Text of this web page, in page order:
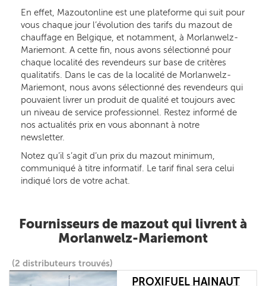
En effet, Mazoutonline est une plateforme qui suit pour
vous chaque jour l’évolution des tarifs du mazout de
chauffage en Belgique, et notamment, à Morlanwelz-
Mariemont. A cette fin, nous avons sélectionné pour
chaque localité des revendeurs sur base de critères
qualitatifs. Dans le cas de la localité de Morlanwelz-
Mariemont, nous avons sélectionné des revendeurs qui
pouvaient livrer un produit de qualité et toujours avec
un niveau de service professionnel. Restez informé de
nos actualités prix en vous abonnant à notre
newsletter.
Notez qu’il s’agit d’un prix du mazout minimum,
communiqué à titre informatif. Le tarif final sera celui
indiqué lors de votre achat.
Fournisseurs de mazout qui livrent à
Morlanwelz-Mariemont
(2 distributeurs trouvés)
PROXIFUEL HAINAUT